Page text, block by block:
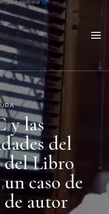
y las
del
del Libro
caso de
de autor